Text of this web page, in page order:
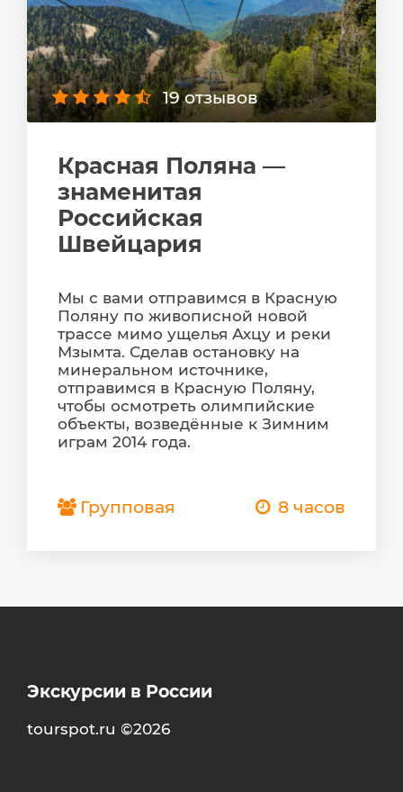
19 отзывов
Красная Поляна —
знаменитая
Российская
Швейцария
Мы с вами отправимся в Красную
Поляну по живописной новой
трассе мимо ущелья Ахцу и реки
Мзымта. Сделав остановку на
минеральном источнике,
отправимся в Красную Поляну,
чтобы осмотреть олимпийские
объекты, возведённые к Зимним
играм 2014 года.
Групповая 8 часов
Экскурсии в России
tourspot.ru ©2026